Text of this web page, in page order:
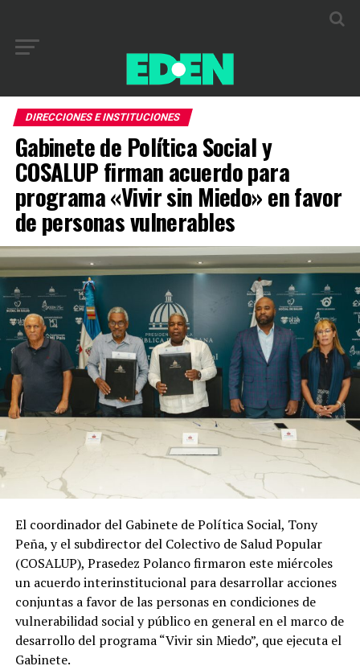
DIRECCIONES E INSTITUCIONES
Gabinete de Política Social y
COSALUP firman acuerdo para
programa «Vivir sin Miedo» en favor
de personas vulnerables
El coordinador del Gabinete de Política Social, Tony
Peña, y el subdirector del Colectivo de Salud Popular
(COSALUP), Prasedez Polanco firmaron este miércoles
un acuerdo interinstitucional para desarrollar acciones
conjuntas a favor de las personas en condiciones de
vulnerabilidad social y público en general en el marco de
desarrollo del programa “Vivir sin Miedo”, que ejecuta el
Gabinete.